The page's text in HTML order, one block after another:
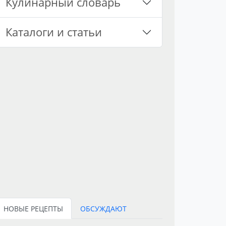
Каталоги и статьи
НОВЫЕ РЕЦЕПТЫ ОБСУЖДАЮТ